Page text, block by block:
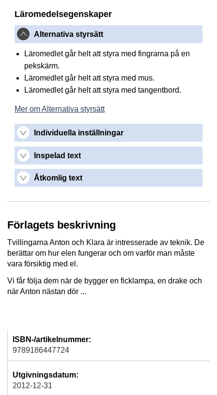
Läromedelsegenskaper
Alternativa styrsätt
Läromedlet går helt att styra med fingrarna på en
pekskärm.
Läromedlet går helt att styra med mus.
Läromedlet går helt att styra med tangentbord.
Mer om Alternativa styrsätt
Individuella inställningar
Inspelad text
Åtkomlig text
Förlagets beskrivning
Tvillingarna Anton och Klara är intresserade av teknik. De
berättar om hur elen fungerar och om varför man måste
vara försiktig med el.
Vi får följa dem när de bygger en ficklampa, en drake och
när Anton nästan dör ...
ISBN-/artikelnummer:
9789186447724
Utgivningsdatum:
2012-12-31